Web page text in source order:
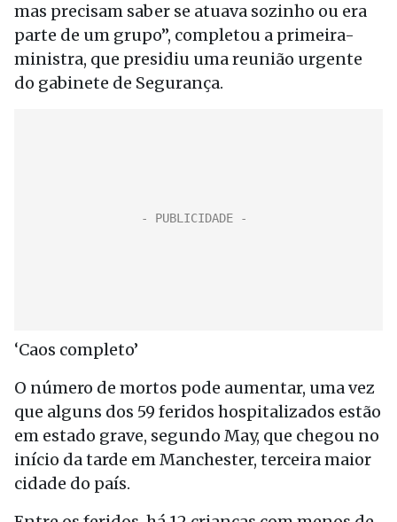
mas precisam saber se atuava sozinho ou era
parte de um grupo”, completou a primeira-
ministra, que presidiu uma reunião urgente
do gabinete de Segurança.
‘Caos completo’
O número de mortos pode aumentar, uma vez
que alguns dos 59 feridos hospitalizados estão
em estado grave, segundo May, que chegou no
início da tarde em Manchester, terceira maior
cidade do país.